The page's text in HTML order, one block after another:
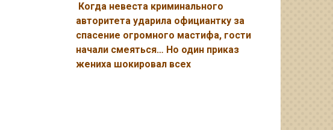
Когда невеста криминального
авторитета ударила официантку за
спасение огромного мастифа, гости
начали смеяться… Но один приказ
жениха шокировал всех